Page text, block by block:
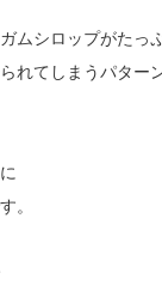
ムシロップがたっ
れてしまうパター
。